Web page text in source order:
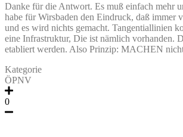
Danke für die Antwort. Es muß einfach mehr
habe für Wirsbaden den Eindruck, daß immer
und es wird nichts gemacht. Tangentiallinien
eine Infrastruktur, Die ist nämlich vorhanden.
etabliert werden. Also Prinzip: MACHEN
Kategorie
ÖPNV
0